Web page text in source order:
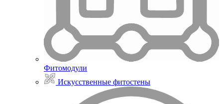
Фитомодули
Искусственные фитостены